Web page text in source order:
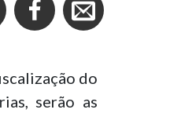
do
serão as